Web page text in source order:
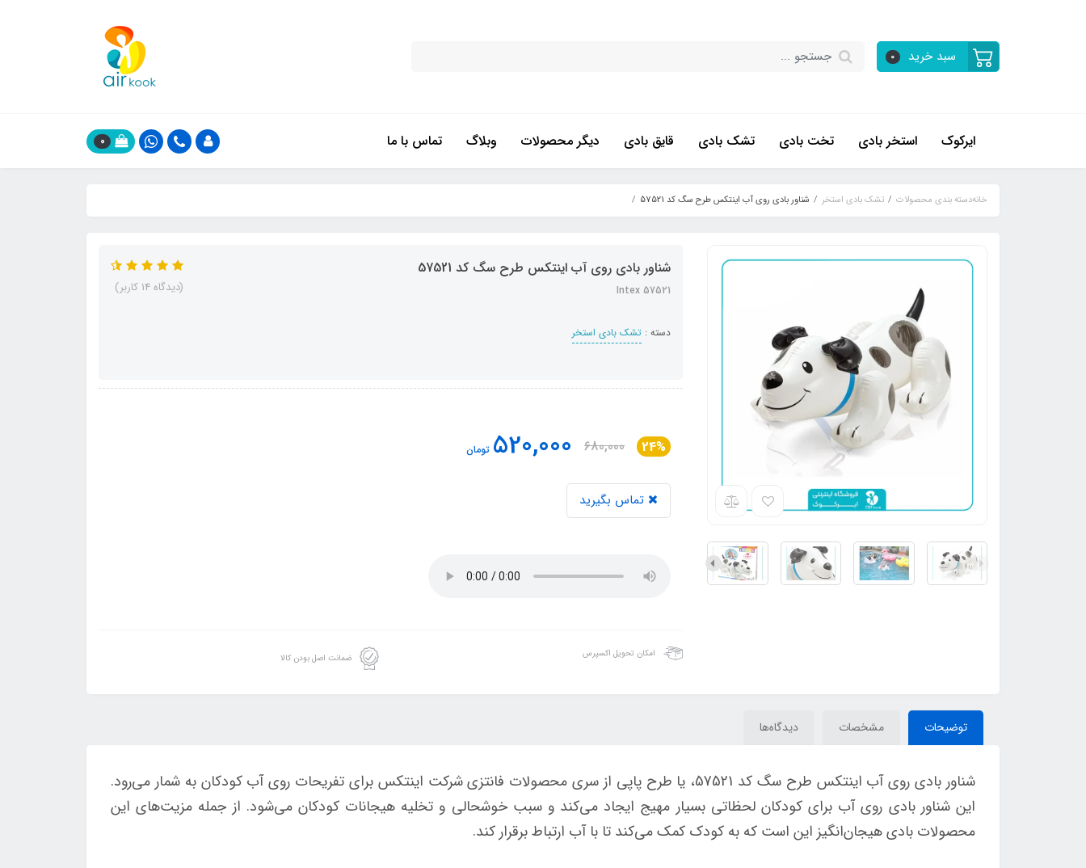
سبد خرید 0
ایرکوک استخر بادی تخت بادی تشک بادی قایق بادی دیگر محصولات وبلاگ تماس با ما 0
خانهدسته بندی محصولات تشک بادی استخر شناور بادی روی آب اینتکس طرح سگ کد 57521
شناور بادی روی آب اینتکس طرح سگ کد 57521
57521 Intex
دسته : تشک بادی استخر
(دیدگاه 14 کاربر)
24%
680,000
520,000 تومان
تماس بگیرید
امکان تحویل اکسپرس ضمانت اصل بودن کالا
توضیحات مشخصات دیدگاه‌ها
شناور بادی روی آب اینتکس طرح سگ کد 57521، یا طرح پاپی از سری محصولات فانتزی شرکت اینتکس برای تفریحات روی آب کودکان به شمار می‌رود.
این شناور بادی روی آب برای کودکان لحظاتی بسیار مهیج ایجاد می‌کند و سبب خوشحالی و تخلیه هیجانات کودکان می‌شود. از جمله مزیت‌های این
محصولات بادی هیجان‌انگیز این است که به کودک کمک می‌کند تا با آب ارتباط برقرار کند.